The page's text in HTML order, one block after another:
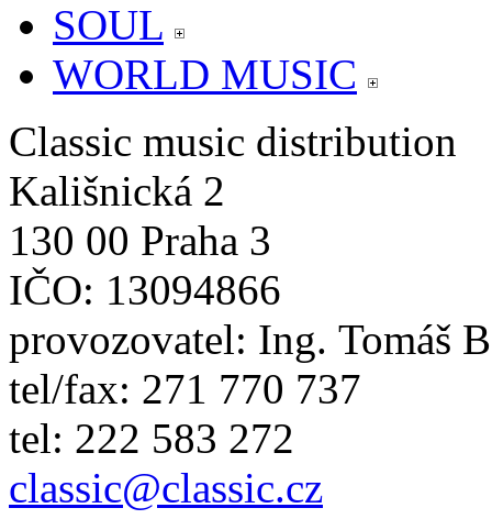
SOUL
WORLD MUSIC
Classic music distribution
Kališnická 2
130 00 Praha 3
IČO: 13094866
provozovatel: Ing. Tomáš
tel/fax: 271 770 737
tel: 222 583 272
classic@classic.cz